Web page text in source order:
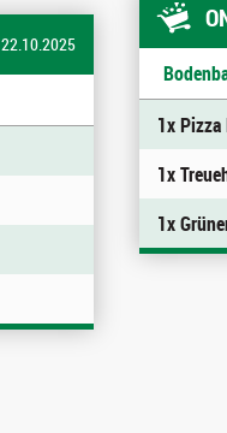
22.10.2025
1x Pizza
1x
1x